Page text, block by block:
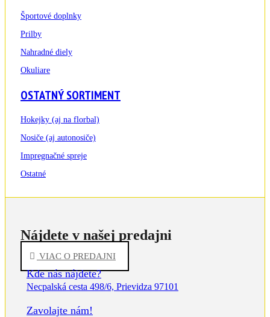
Športové doplnky
Prilby
Nahradné diely
Okuliare
OSTATNÝ SORTIMENT
Hokejky (aj na florbal)
Nosiče (aj autonosiče)
Impregnačné spreje
Ostatné
Nájdete v našej predajni
VIAC O PREDAJNI
Kde nás nájdete?
Necpalská cesta 498/6, Prievidza 97101
Zavolajte nám!